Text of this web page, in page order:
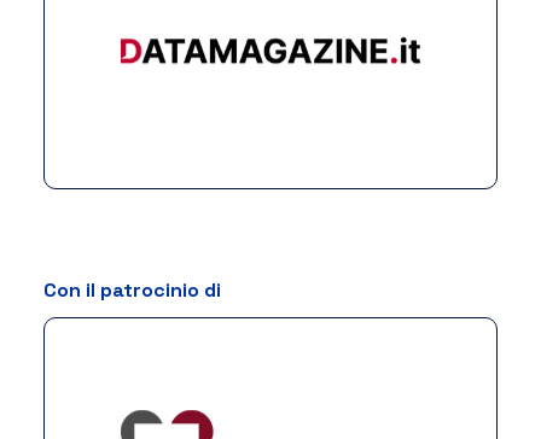
Con il patrocinio di